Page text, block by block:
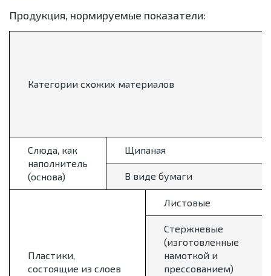
Продукция, нормируемые показатели:
Категории схожих материалов
Слюда, как
наполнитель
(основа)
Щипаная
В виде бумаги
Пластики,
состоящие из слоев
Листовые
Стержневые
(изготовленные
намоткой и
прессованием)